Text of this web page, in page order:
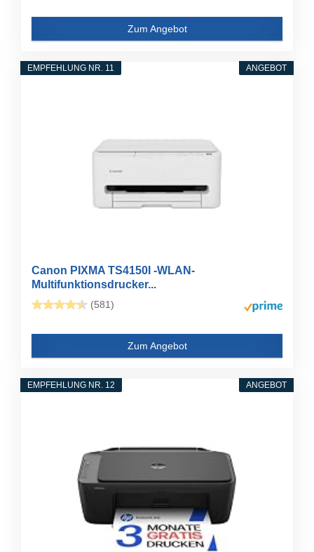
Zum Angebot
ANGEBOT
EMPFEHLUNG NR. 11
Canon PIXMA TS4150I -WLAN-
Multifunktionsdrucker...
(581)
Zum Angebot
ANGEBOT
EMPFEHLUNG NR. 12